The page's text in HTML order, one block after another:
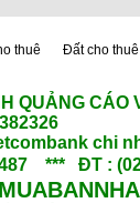
thuê Đất cho thuê
QUẢNG CÁO
chi
*** ĐT :